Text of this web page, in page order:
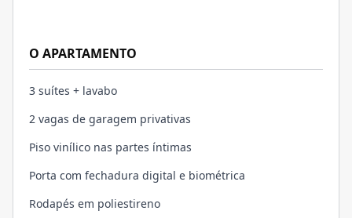
O APARTAMENTO
3 suítes + lavabo
2 vagas de garagem privativas
Piso vinílico nas partes íntimas
Porta com fechadura digital e biométrica
Rodapés em poliestireno